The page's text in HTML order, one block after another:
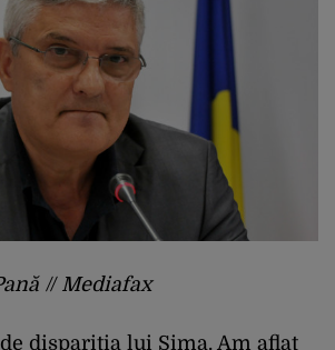
// Mediafax
dispariția lui Sima. Am aflat